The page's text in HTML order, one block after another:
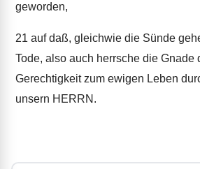
geworden,
21 auf daß, gleichwie die Sünde
Tode, also auch herrsche die Gnade
Gerechtigkeit zum ewigen Leben
unsern HERRN.